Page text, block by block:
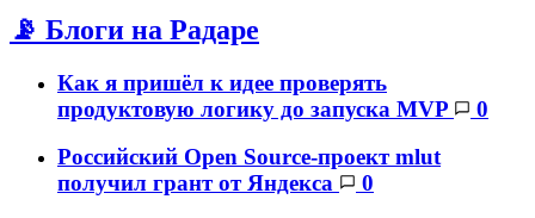
📡 Блоги на Радаре
Как я пришёл к идее проверять
продуктовую логику до запуска MVP
0
Российский Open Source-проект mlut
получил грант от Яндекса
0